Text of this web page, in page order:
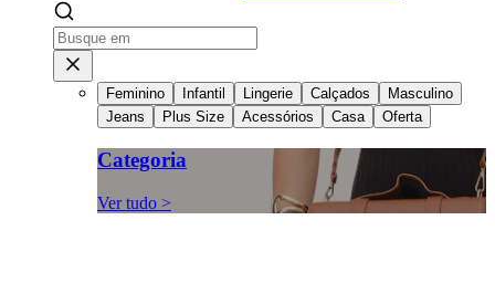
Feminino Infantil Lingerie Calçados
Masculino
Jeans
Plus Size Acessórios Casa Oferta
Categoria
Ver tudo >